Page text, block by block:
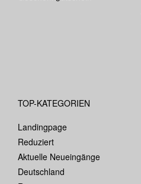
TOP-KATEGORIEN
Landingpage
Reduziert
Aktuelle Neueingänge
Deutschland